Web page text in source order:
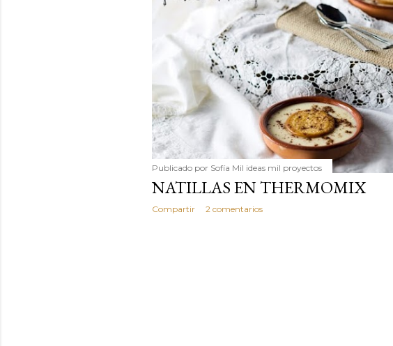
Publicado por Sofía Mil ideas mil proyectos
NATILLAS EN THERMOMIX
Compartir 2 comentarios